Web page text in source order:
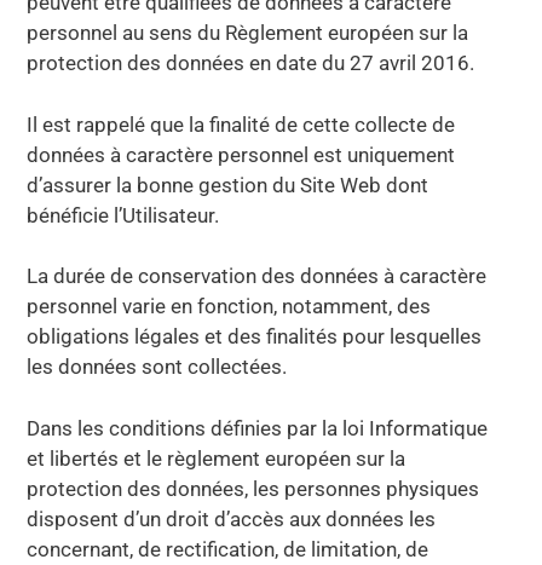
personnel au sens du Règlement européen sur la
protection des données en date du 27 avril 2016.
Il est rappelé que la finalité de cette collecte de
données à caractère personnel est uniquement
d’assurer la bonne gestion du Site Web dont
bénéficie l’Utilisateur.
La durée de conservation des données à caractère
personnel varie en fonction, notamment, des
obligations légales et des finalités pour lesquelles
les données sont collectées.
Dans les conditions définies par la loi Informatique
et libertés et le règlement européen sur la
protection des données, les personnes physiques
disposent d’un droit d’accès aux données les
concernant, de rectification, de limitation, de